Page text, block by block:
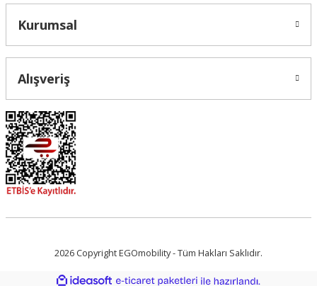
Kurumsal
Alışveriş
2026 Copyright EGOmobility - Tüm Hakları Saklıdır.
ideasoft e-